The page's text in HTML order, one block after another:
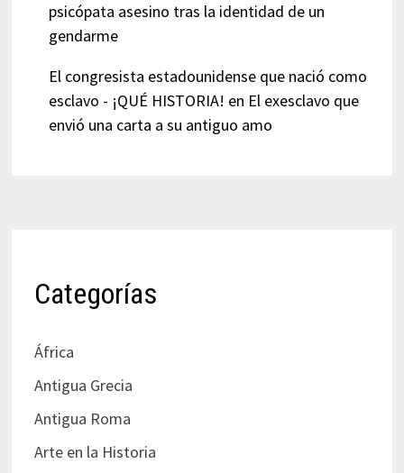
psicópata asesino tras la identidad de un
gendarme
El congresista estadounidense que nació como
esclavo - ¡QUÉ HISTORIA! en El exesclavo que
envió una carta a su antiguo amo
Categorías
África
Antigua Grecia
Antigua Roma
Arte en la Historia